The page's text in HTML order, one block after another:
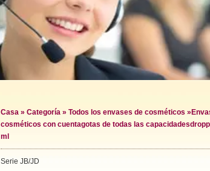
Casa » Categoría » Todos los envases de cosméticos »
cosméticos con cuentagotas de todas las capacidades
ml
Serie JB/JD